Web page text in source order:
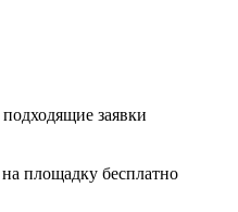
заявки
на площадку бесплатно